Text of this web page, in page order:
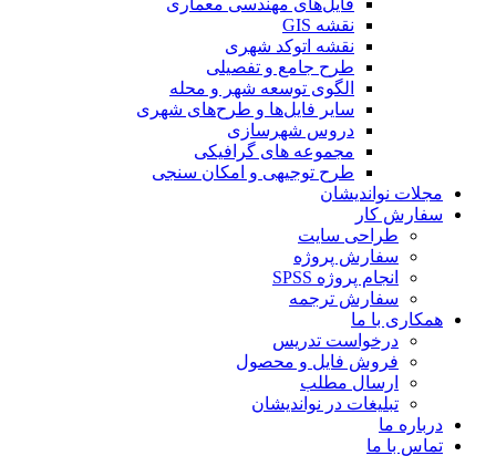
نقشه GIS
نقشه اتوکد شهری
طرح جامع و تفصیلی
الگوی توسعه شهر و محله
سایر فایل‌ها و طرح‌های شهری
دروس شهرسازی
مجموعه های گرافیکی
طرح توجیهی و امکان سنجی
مجلات نواندیشان
سفارش کار
طراحی سایت
سفارش پروژه
انجام پروژه SPSS
سفارش ترجمه
همکاری با ما
درخواست تدریس
فروش فایل و محصول
ارسال مطلب
تبلیغات در نواندیشان
درباره ما
تماس با ما